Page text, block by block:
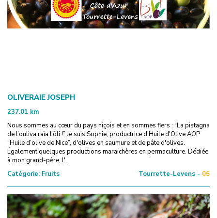
OLIVERAIE JOSEPH
237.01 km
Nous sommes au cœur du pays niçois et en sommes fiers : "La pistagna
de l’ouliva raïa l’òli !” Je suis Sophie, productrice d'Huile d'Olive AOP
“Huile d’olive de Nice”, d'olives en saumure et de pâte d'olives.
Également quelques productions maraichères en permaculture. Dédiée
à mon grand-père, l'...
Catégorie: Fruits Tourrette-Levens - 06